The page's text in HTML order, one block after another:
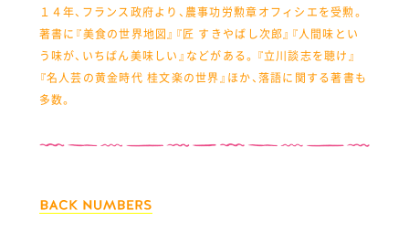
１４年、フランス政府より、農事功労勲章オフィシエを受勲。
著書に『美食の世界地図』『匠 すきやばし次郎』『人間味とい
う味が、いちばん美味しい』などがある。『立川談志を聴け』
『名人芸の黄金時代 桂文楽の世界』ほか、落語に関する著書も
多数。